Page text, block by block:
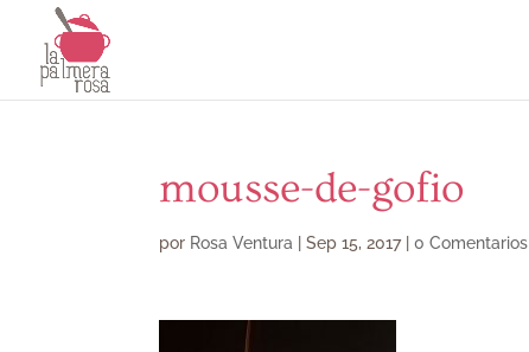
mousse-de-gofio
por Rosa Ventura |Sep 15, 2017|0 Comentarios